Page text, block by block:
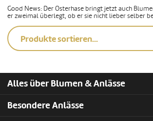
Good News: Der Osterhase bringt jetzt auch
er zweimal überlegt, ob er sie nicht lieber selber
Produkte sortieren...
Alles über Blumen & Anlässe
Besondere Anlässe